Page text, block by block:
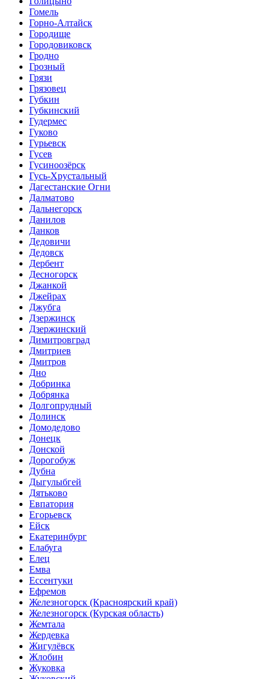
Гомель
Горно-Алтайск
Городище
Городовиковск
Гродно
Грозный
Грязи
Грязовец
Губкин
Губкинский
Гудермес
Гуково
Гурьевск
Гусев
Гусиноозёрск
Гусь-Хрустальный
Дагестанские Огни
Далматово
Дальнегорск
Данилов
Данков
Дедовичи
Дедовск
Дербент
Десногорск
Джанкой
Джейрах
Джубга
Дзержинск
Дзержинский
Димитровград
Дмитриев
Дмитров
Дно
Добринка
Добрянка
Долгопрудный
Долинск
Домодедово
Донецк
Донской
Дорогобуж
Дубна
Дыгулыбгей
Дятьково
Евпатория
Егорьевск
Ейск
Екатеринбург
Елабуга
Елец
Емва
Ессентуки
Ефремов
Железногорск (Красноярский край)
Железногорск (Курская область)
Жемтала
Жердевка
Жигулёвск
Жлобин
Жуковка